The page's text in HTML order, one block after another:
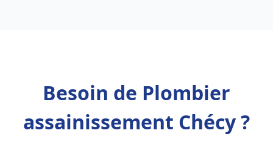
Besoin de Plombier
assainissement Chécy ?